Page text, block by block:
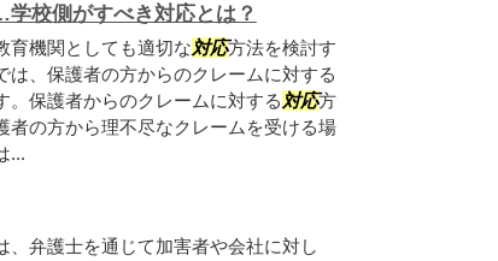
校側がすべき対応とは？
育機関としても適切な対応方法を検討す
は、保護者の方からのクレームに対する
。保護者からのクレームに対する 対応方
者の方から理不尽なクレームを受ける場
...
、弁護士を通じて加害者や会社に対し